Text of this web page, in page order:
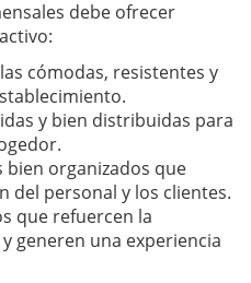
debe ofrecer
cómodas, resistentes y
y bien distribuidas para
bien organizados que
del personal y los clientes.
que refuercen la
generen una experiencia